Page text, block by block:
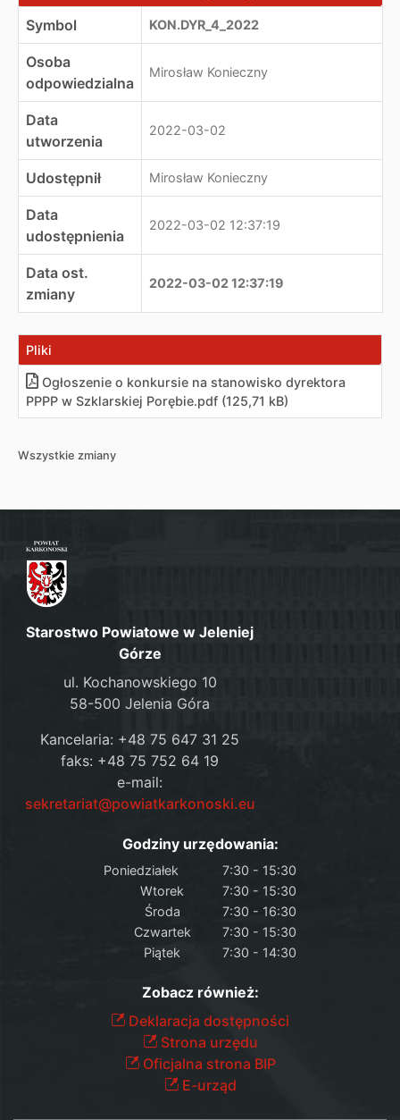
Symbol KON.DYR_4_2022
Osoba
odpowiedzialna
Mirosław Konieczny
Data
utworzenia
2022-03-02
Udostępnił Mirosław Konieczny
Data
udostępnienia
2022-03-02 12:37:19
Data ost.
zmiany
2022-03-02 12:37:19
Pliki
Ogłoszenie o konkursie na stanowisko dyrektora
PPPP w Szklarskiej Porębie.pdf (125,71 kB)
Wszystkie zmiany
Starostwo Powiatowe w Jeleniej
Górze
ul. Kochanowskiego 10
58-500 Jelenia Góra
Kancelaria: +48 75 647 31 25
faks: +48 75 752 64 19
e-mail:
sekretariat@powiatkarkonoski.eu
Godziny urzędowania:
Poniedziałek
7:30 - 15:30
Wtorek
7:30 - 15:30
Środa
7:30 - 16:30
Czwartek
7:30 - 15:30
Piątek
7:30 - 14:30
Zobacz również:
Deklaracja dostępności
Strona urzędu
Oficjalna strona BIP
E-urząd